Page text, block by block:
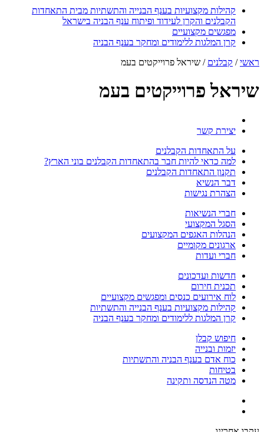
קהילות מקצועיות בענף הבנייה והתשתיות מבית התאחדות
הקבלנים והקרן לעידוד ופיתוח ענף הבניה בישראל
מפגשים מקצועיים
קרן המלגות ללימודים ומחקר בענף הבניה
ראשי/ קבלנים / שיראל פרוייקטים בעמ
שיראל פרוייקטים בעמ
יצירת קשר
על התאחדות הקבלנים
למה כדאי להיות חבר בהתאחדות הקבלנים בוני הארץ?
תקנון התאחדות הקבלנים
דבר הנשיא
הצהרת נגישות
חברי הנשיאות
הסגל המקצועי
הנהלות האגפים המקצועים
ארגונים מקומיים
חברי ועדות
חדשות ועדכונים
תכנית חירום
לוח אירועים כנסים ומפגשים מקצועיים
קהילות מקצועיות בענף הבנייה והתשתיות
קרן המלגות ללימודים ומחקר בענף הבניה
חיפוש קבלן
יזמות ובנייה
כוח אדם בענף הבניה והתשתיות
בטיחות
מטה הנדסה ותקינה